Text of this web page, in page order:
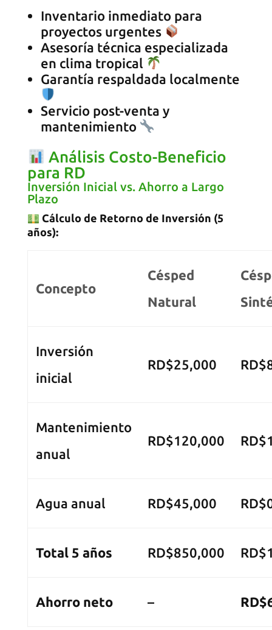
Inventario inmediato para
proyectos urgentes
Asesoría técnica especializada
en clima tropical
Garantía respaldada localmente
Servicio post-venta y
mantenimiento
Análisis Costo-Beneficio
para RD
Inversión Inicial vs. Ahorro a Largo
Plazo
Cálculo de Retorno de Inversión (5
años):
Concepto
Césped
Natural
Inversión
inicial
RD$25,000
Mantenimiento
anual
RD$120,000
Agua anual RD$45,000
Total 5 años RD$850,000
Ahorro neto –